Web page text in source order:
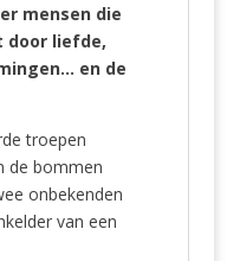
mensen die
door liefde,
en de
troepen
de bommen
onbekenden
van een